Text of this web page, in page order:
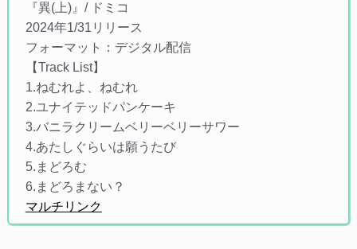
『異(上)』/ ドミコ
2024年1/31リリース
フォーマット：デジタル配信
【Track List】
1.ねむれよ、ねむれ
2.ユナイテッドパンケーキ
3.バニラクリームベリーベリーサワー
4.あたしぐらいは願うたび
5.まどろむ
6.まどろまない？
マルチリンク